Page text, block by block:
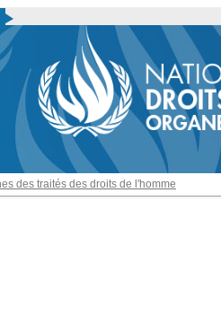
des traités des droits de l'homme